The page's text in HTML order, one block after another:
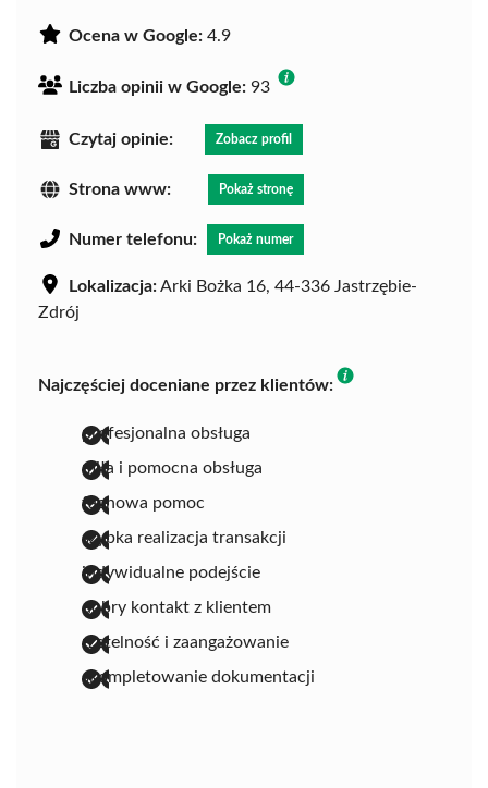
Ocena w Google: 4.9
Liczba opinii w Google: 93
Czytaj opinie: Zobacz profil
Strona www: Pokaż stronę
Numer telefonu: Pokaż numer
Lokalizacja:Arki Bożka 16, 44-336 Jastrzębie-
Zdrój
Najczęściej doceniane przez klientów:
profesjonalna obsługa
miła i pomocna obsługa
fachowa pomoc
szybka realizacja transakcji
indywidualne podejście
dobry kontakt z klientem
rzetelność i zaangażowanie
skompletowanie dokumentacji